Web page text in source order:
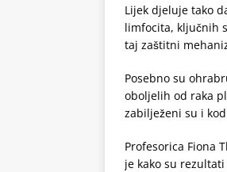
Lijek djeluje tako
limfocita, ključnih
taj zaštitni
Posebno su
oboljelih od raka
zabilježeni su i
Profesorica Fiona
je kako su